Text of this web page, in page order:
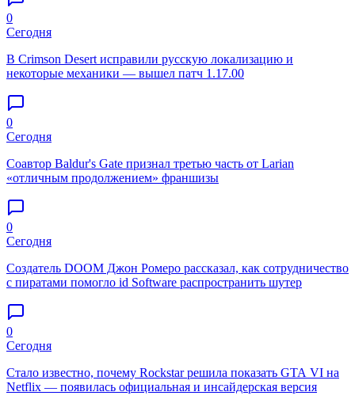
0
Сегодня
В Crimson Desert исправили русскую локализацию и
некоторые механики — вышел патч 1.17.00
0
Сегодня
Соавтор Baldur's Gate признал третью часть от Larian
«отличным продолжением» франшизы
0
Сегодня
Создатель DOOM Джон Ромеро рассказал, как сотрудничество
с пиратами помогло id Software распространить шутер
0
Сегодня
Стало известно, почему Rockstar решила показать GTA VI на
Netflix — появилась официальная и инсайдерская версия